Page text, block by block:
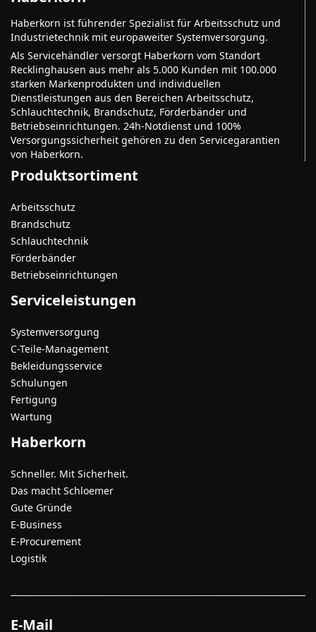
Haberkorn ist führender Spezialist für Arbeitsschutz und
Industrietechnik mit europaweiter Systemversorgung.
Als Servicehändler versorgt Haberkorn vom Standort
Recklinghausen aus mehr als 5.000 Kunden mit 100.000
starken Markenprodukten und individuellen
Dienstleistungen aus den Bereichen Arbeitsschutz,
Schlauchtechnik, Brandschutz, Förderbänder und
Betriebseinrichtungen. 24h-Notdienst und 100%
Versorgungssicherheit gehören zu den Servicegarantien
von Haberkorn.
Produktsortiment
Arbeitsschutz
Brandschutz
Schlauchtechnik
Förderbänder
Betriebseinrichtungen
Serviceleistungen
Systemversorgung
C-Teile-Management
Bekleidungsservice
Schulungen
Fertigung
Wartung
Haberkorn
Schneller. Mit Sicherheit.
Das macht Schloemer
Gute Gründe
E-Business
E-Procurement
Logistik
E-Mail